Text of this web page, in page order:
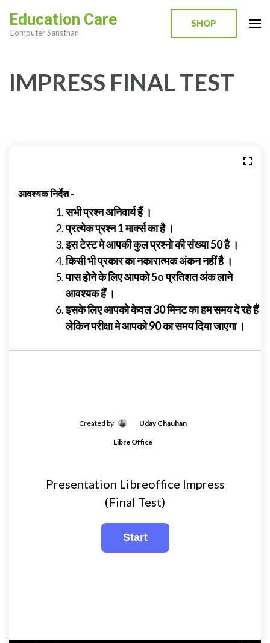
content
Enter)
Education Care
Computer Sansthan
SHOP
IMPRESS FINAL TEST
आवश्यक निर्देश -
सभी प्रश्न अनिवार्य हैं ।
प्रत्येक प्रश्न1मार्क्स का है ।
इस टेस्ट मे आपकी कुल प्रश्नो की संख्या50है ।
किसी भी प्रकार का नकारात्मक अंकन नहीं है ।
पास होने के लिए आपको5oप्रतिशत अंक लाने
आवश्यक हैं ।
इसके लिए आपको केवल30मिनट का हम समय दे रहे हैं
लेकिन परीक्षा मे आपको90का समय दिया जाएगा ।
Created by Uday Chauhan
Libre Office
Presentation Libreoffice Impress
(Final Test)